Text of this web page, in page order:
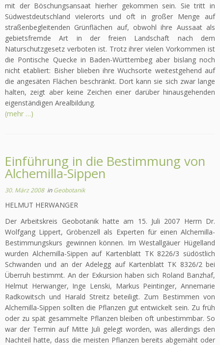
mit der Böschungsansaat hierher gekommen sein. Sie tritt in
Südwestdeutschland vielerorts und oft in großer Menge auf
straßenbegleitenden Grünflächen auf, obwohl ihre Aussaat als
gebietsfremde Art in der freien Landschaft nach dem
Naturschutzgesetz verboten ist. Trotz ihrer vielen Vorkommen ist
die Pontische Quecke in Baden-Württembeg aber bislang noch
nicht etabliert: Bisher blieben ihre Wuchsorte weitestgehend auf
die angesäten Flächen beschränkt. Dort kann sie sich zwar lange
halten, zeigt aber keine Zeichen einer darüber hinausgehenden
eigenständigen Arealbildung.
(mehr …)
Einführung in die Bestimmung von
Alchemilla-Sippen
30. März 2008inGeobotanik
HELMUT HERWANGER
Der Arbeitskreis Geobotanik hatte am 15. Juli 2007 Herrn Dr.
Wolfgang Lippert, Gröbenzell als Experten für einen Alchemilla-
Bestimmungskurs gewinnen können. Im Westallgäuer Hügelland
wurden Alchemilla-Sippen auf Kartenblatt TK 8226/3 südöstlich
Schwanden und an der Adelegg auf Kartenblatt TK 8326/2 bei
Überruh bestimmt. An der Exkursion haben sich Roland Banzhaf,
Helmut Herwanger, Inge Lenski, Markus Peintinger, Annemarie
Radkowitsch und Harald Streitz beteiligt. Zum Bestimmen von
Alchemilla-Sippen sollten die Pflanzen gut entwickelt sein. Zu früh
oder zu spät gesammelte Pflanzen bleiben oft unbestimmbar. So
war der Termin auf Mitte Juli gelegt worden, was allerdings den
Nachteil hatte, dass die meisten Pflanzen bereits abgemäht oder